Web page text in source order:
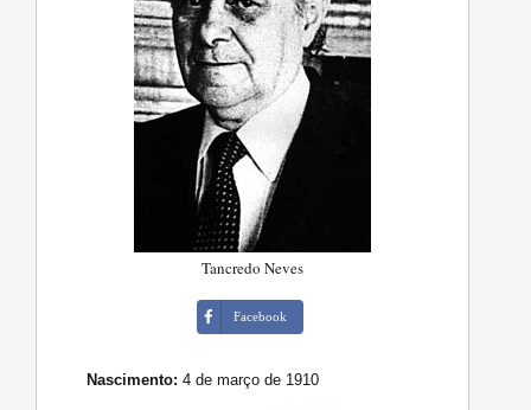
Tancredo Neves
Facebook
Nascimento: 4 de março de 1910